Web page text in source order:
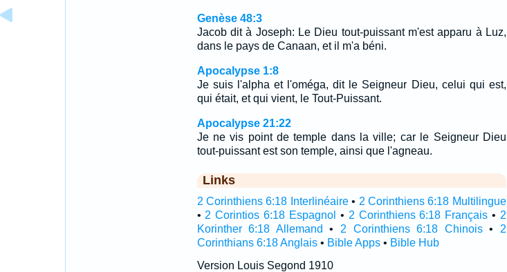
Genèse 48:3
Jacob dit à Joseph: Le Dieu tout-puissant m'est apparu à Luz,
dans le pays de Canaan, et il m'a béni.
Apocalypse 1:8
Je suis l'alpha et l'oméga, dit le Seigneur Dieu, celui qui est,
qui était, et qui vient, le Tout-Puissant.
Apocalypse 21:22
Je ne vis point de temple dans la ville; car le Seigneur Dieu
tout-puissant est son temple, ainsi que l'agneau.
Links
2 Corinthiens 6:18 Interlinéaire• 2 Corinthiens 6:18 Multilingue
• 2 Corintios 6:18 Espagnol • 2 Corinthiens 6:18 Français • 2
Korinther 6:18 Allemand
• 2 Corinthiens 6:18 Chinois• 2
Corinthians 6:18 Anglais• Bible Apps• Bible Hub
Version Louis Segond 1910